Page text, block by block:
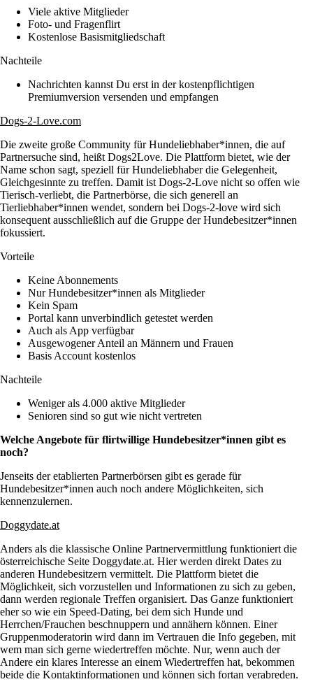
Viele aktive Mitglieder
Foto- und Fragenflirt
Kostenlose Basismitgliedschaft
Nachteile
Nachrichten kannst Du erst in der kostenpflichtigen
Premiumversion versenden und empfangen
Dogs-2-Love.com
Die zweite große Community für Hundeliebhaber*innen, die auf
Partnersuche sind, heißt Dogs2Love. Die Plattform bietet, wie der
Name schon sagt, speziell für Hundeliebhaber die Gelegenheit,
Gleichgesinnte zu treffen. Damit ist Dogs-2-Love nicht so offen wie
Tierisch-verliebt, die Partnerbörse, die sich generell an
Tierliebhaber*innen wendet, sondern bei Dogs-2-love wird sich
konsequent ausschließlich auf die Gruppe der Hundebesitzer*innen
fokussiert.
Vorteile
Keine Abonnements
Nur Hundebesitzer*innen als Mitglieder
Kein Spam
Portal kann unverbindlich getestet werden
Auch als App verfügbar
Ausgewogener Anteil an Männern und Frauen
Basis Account kostenlos
Nachteile
Weniger als 4.000 aktive Mitglieder
Senioren sind so gut wie nicht vertreten
Welche Angebote für flirtwillige Hundebesitzer*innen gibt es
noch?
Jenseits der etablierten Partnerbörsen gibt es gerade für
Hundebesitzer*innen auch noch andere Möglichkeiten, sich
kennenzulernen.
Doggydate.at
Anders als die klassische Online Partnervermittlung funktioniert die
österreichische Seite Doggydate.at. Hier werden direkt Dates zu
anderen Hundebesitzern vermittelt. Die Plattform bietet die
Möglichkeit, sich vorzustellen und Informationen zu sich zu geben,
dann werden regionale Treffen organisiert. Das Ganze funktioniert
eher so wie ein Speed-Dating, bei dem sich Hunde und
Herrchen/Frauchen beschnuppern und annähern können. Einer
Gruppenmoderatorin wird dann im Vertrauen die Info gegeben, mit
wem man sich gerne wiedertreffen möchte. Nur, wenn auch der
Andere ein klares Interesse an einem Wiedertreffen hat, bekommen
beide die Kontaktinformationen und können sich fortan verabreden.